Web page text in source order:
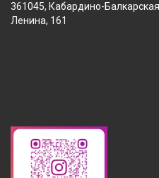
361045, Кабардино-
Ленина, 161